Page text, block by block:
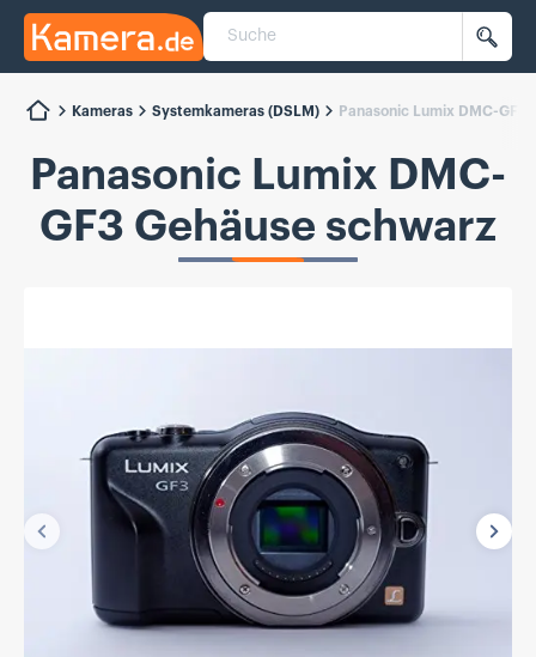
Kamera.de
Suche
Kameras Systemkameras (DSLM) Panasonic Lumix DMC-GF3
Panasonic Lumix DMC-
GF3 Gehäuse schwarz
Vorherige